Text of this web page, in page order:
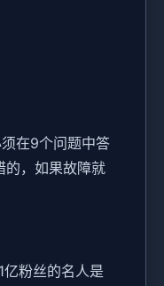
在9个问题中答
的，如果故障就
亿粉丝的名人是